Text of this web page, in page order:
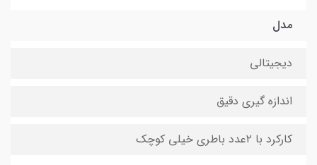
مدل
دیجیتالی
اندازه گیری دقیق
کارکرد با ۲عدد باطری خیلی کوچک